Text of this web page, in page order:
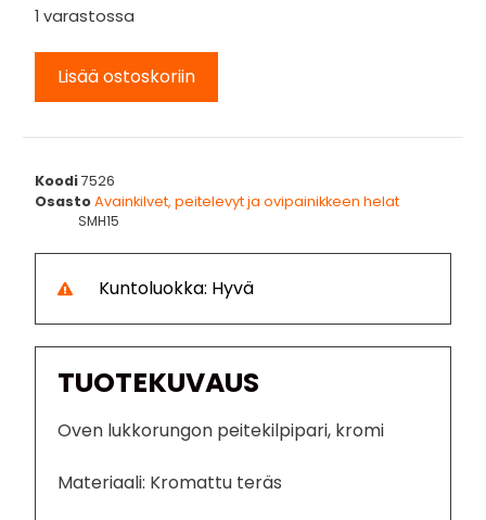
1 varastossa
Lisää ostoskoriin
Koodi7526
OsastoAvainkilvet, peitelevyt ja ovipainikkeen helat
SMH15
Kuntoluokka: Hyvä
TUOTEKUVAUS
Oven lukkorungon peitekilpipari, kromi
Materiaali: Kromattu teräs